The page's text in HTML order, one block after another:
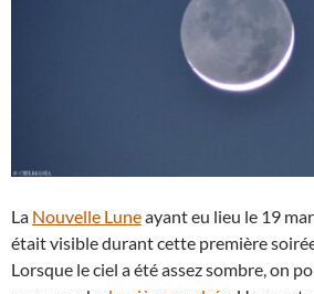
La Nouvelle Luneayant eu lieu le 19
était visible durant cette première
Lorsque le ciel a été assez sombre, on